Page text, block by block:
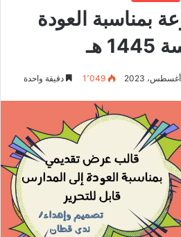
بمناسبة العودة
هـ
1٬049 دقيقة واحدة